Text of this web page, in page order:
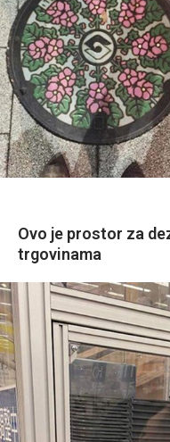
Ovo je prostor za
trgovinama